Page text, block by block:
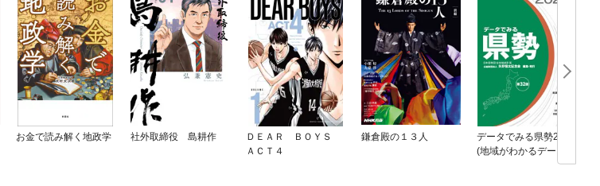
お金で読み解く地政学 社外取締役 島耕作
ＤＥＡＲ ＢＯＹＳ
ＡＣＴ４
鎌倉殿の１３人
データでみる県勢2023
(地域がわかるデータブ